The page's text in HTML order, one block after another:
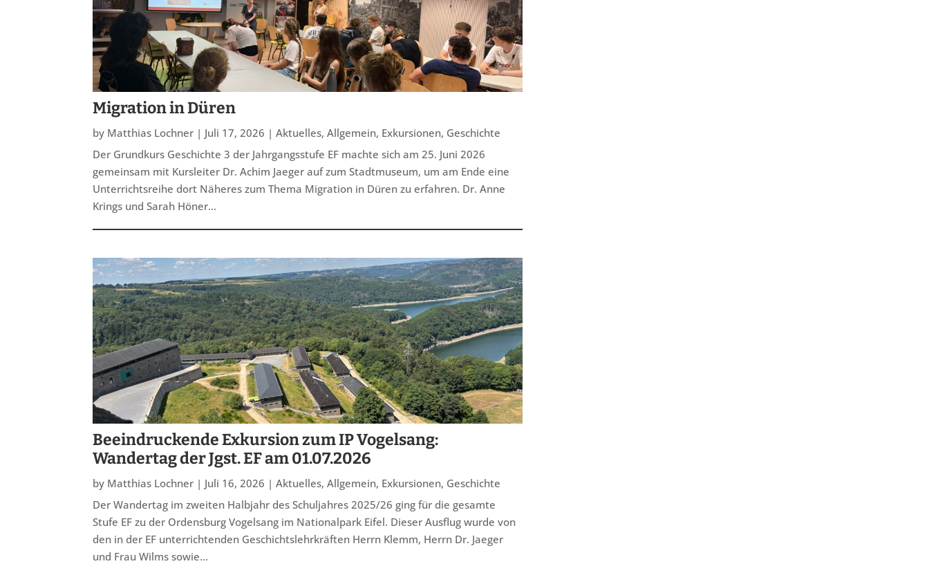
Migration in Düren
by Matthias Lochner | Juli 17, 2026 |Aktuelles,Allgemein, Exkursionen, Geschichte
Der Grundkurs Geschichte 3 der Jahrgangsstufe EF machte sich am 25. Juni 2026
gemeinsam mit Kursleiter Dr. Achim Jaeger auf zum Stadtmuseum, um am Ende eine
Unterrichtsreihe dort Näheres zum Thema Migration in Düren zu erfahren. Dr. Anne
Krings und Sarah Höner...
Beeindruckende Exkursion zum IP Vogelsang:
Wandertag der Jgst. EF am 01.07.2026
by Matthias Lochner | Juli 16, 2026 |Aktuelles,Allgemein, Exkursionen, Geschichte
Der Wandertag im zweiten Halbjahr des Schuljahres 2025/26 ging für die gesamte
Stufe EF zu der Ordensburg Vogelsang im Nationalpark Eifel. Dieser Ausflug wurde von
den in der EF unterrichtenden Geschichtslehrkräften Herrn Klemm, Herrn Dr. Jaeger
und Frau Wilms sowie...